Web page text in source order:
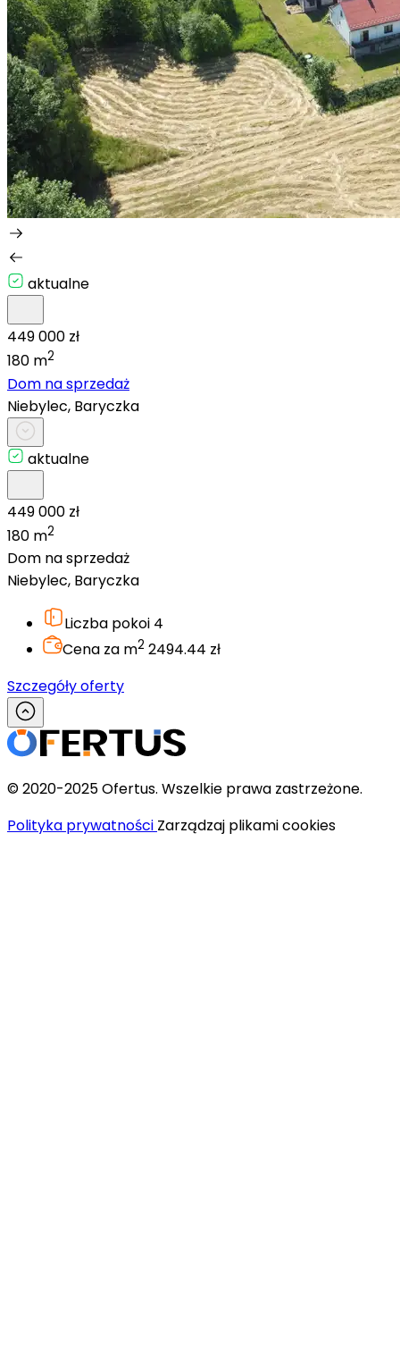
aktualne
449 000 zł
180 m2
Dom na sprzedaż
Niebylec, Baryczka
aktualne
449 000 zł
180 m2
Dom na sprzedaż
Niebylec, Baryczka
Liczba pokoi 4
Cena za m2 2494.44 zł
Szczegóły oferty
© 2020-2025 Ofertus. Wszelkie prawa zastrzeżone.
Polityka prywatności Zarządzaj plikami cookies